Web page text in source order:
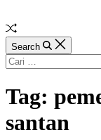
Random
Article
Search
Cari
untuk:
Tag:
santan